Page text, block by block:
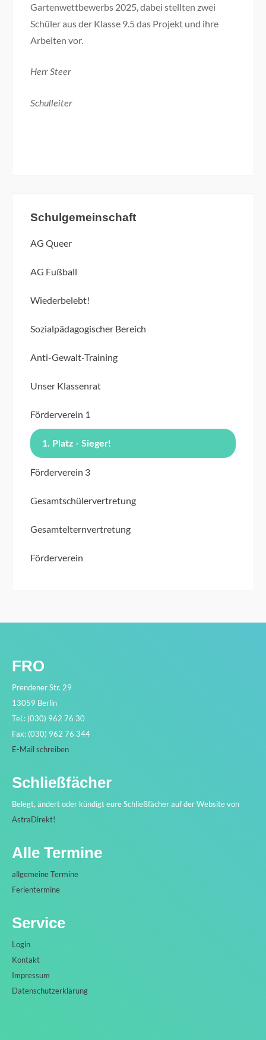
Gartenwettbewerbs 2025, dabei stellten zwei
Schüler aus der Klasse 9.5 das Projekt und ihre
Arbeiten vor.
Herr Steer
Schulleiter
Schulgemeinschaft
AG Queer
AG Fußball
Wiederbelebt!
Sozialpädagogischer Bereich
Anti-Gewalt-Training
Unser Klassenrat
Förderverein 1
1. Platz - Sieger!
Förderverein 3
Gesamtschülervertretung
Gesamtelternvertretung
Förderverein
FRO
Prendener Str. 29
13059 Berlin
Tel.: (030) 962 76 30
Fax: (030) 962 76 344
E-Mail schreiben
Schließfächer
Belegt, ändert oder kündigt eure Schließfächer auf der Website von
AstraDirekt!
Alle Termine
allgemeine Termine
Ferientermine
Service
Login
Kontakt
Impressum
Datenschutzerklärung